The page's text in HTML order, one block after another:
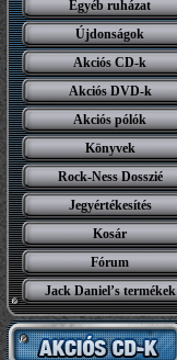
Egyéb ruházat
Újdonságok
Akciós CD-k
Akciós DVD-k
Akciós pólók
Könyvek
Rock-Ness Dosszié
Jegyértékesítés
Kosár
Fórum
Jack Daniel’s termékek